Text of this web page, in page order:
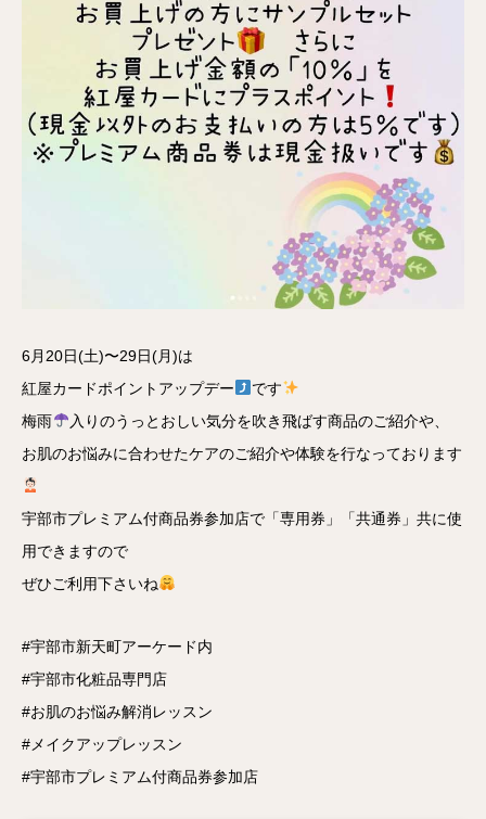
6月20日(土)〜29日(月)は
紅屋カードポイントアップデー
です
梅雨
入りのうっとおしい気分を吹き飛ばす商品のご紹介や、
お肌のお悩みに合わせたケアのご紹介や体験を行なっております
宇部市プレミアム付商品券参加店で「専用券」「共通券」共に使
用できますので
ぜひご利用下さいね
#宇部市新天町アーケード内
#宇部市化粧品専門店
#お肌のお悩み解消レッスン
#メイクアップレッスン
#宇部市プレミアム付商品券参加店